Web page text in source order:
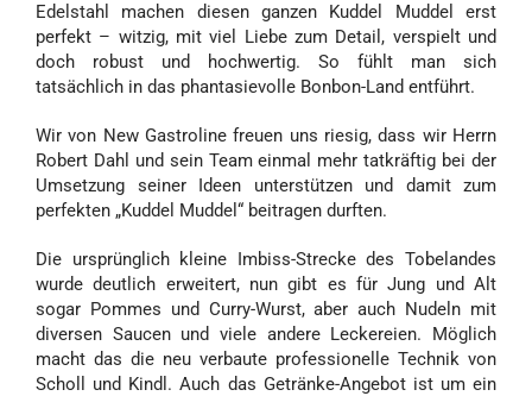
Edelstahl machen diesen ganzen Kuddel Muddel erst
perfekt – witzig, mit viel Liebe zum Detail, verspielt und
doch robust und hochwertig. So fühlt man sich
tatsächlich in das phantasievolle Bonbon-Land entführt.
Wir von New Gastroline freuen uns riesig, dass wir Herrn
Robert Dahl und sein Team einmal mehr tatkräftig bei der
Umsetzung seiner Ideen unterstützen und damit zum
perfekten „Kuddel Muddel“ beitragen durften.
Die ursprünglich kleine Imbiss-Strecke des Tobelandes
wurde deutlich erweitert, nun gibt es für Jung und Alt
sogar Pommes und Curry-Wurst, aber auch Nudeln mit
diversen Saucen und viele andere Leckereien. Möglich
macht das die neu verbaute professionelle Technik von
Scholl und Kindl. Auch das Getränke-Angebot ist um ein